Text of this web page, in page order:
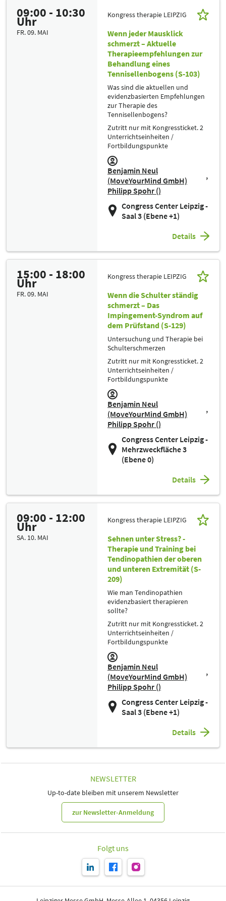
09:00 - 10:30
Uhr
FR. 09. MAI
Kongress therapie LEIPZIG
Wenn jeder Mausklick
schmerzt – Aktuelle
Therapieempfehlungen zur
Behandlung eines
Tennisellenbogens (S-103)
Was sind die aktuellen und
evidenzbasierten Empfehlungen
zur Therapie des
Tennisellenbogens?
Zutritt nur mit Kongressticket. 2
Unterrichtseinheiten /
Fortbildungspunkte
Benjamin Neul
(MoveYourMind GmbH)
Philipp Spohr ()
Congress Center Leipzig -
Saal 3 (Ebene +1)
Details
15:00 - 18:00
Uhr
FR. 09. MAI
Kongress therapie LEIPZIG
Wenn die Schulter ständig
schmerzt – Das
Impingement-Syndrom auf
dem Prüfstand (S-129)
Untersuchung und Therapie bei
Schulterschmerzen
Zutritt nur mit Kongressticket. 2
Unterrichtseinheiten /
Fortbildungspunkte
Benjamin Neul
(MoveYourMind GmbH)
Philipp Spohr ()
Congress Center Leipzig -
Mehrzweckfläche 3
(Ebene 0)
Details
09:00 - 12:00
Uhr
SA. 10. MAI
Kongress therapie LEIPZIG
Sehnen unter Stress? -
Therapie und Training bei
Tendinopathien der oberen
und unteren Extremität (S-
209)
Wie man Tendinopathien
evidenzbasiert therapieren
sollte?
Zutritt nur mit Kongressticket. 2
Unterrichtseinheiten /
Fortbildungspunkte
Benjamin Neul
(MoveYourMind GmbH)
Philipp Spohr ()
Congress Center Leipzig -
Saal 3 (Ebene +1)
Details
NEWSLETTER
Up-to-date bleiben mit unserem Newsletter
zur Newsletter-Anmeldung
Folgt uns